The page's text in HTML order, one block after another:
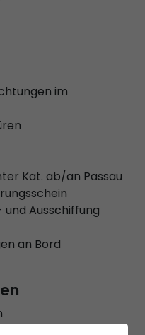
im
Kat. ab/an Passau
Ausschiffung
an Bord